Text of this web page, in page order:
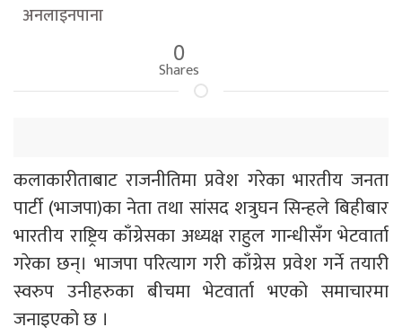
अनलाइनपाना
0
Shares
कलाकारीताबाट राजनीतिमा प्रवेश गरेका भारतीय जनता
पार्टी (भाजपा)का नेता तथा सांसद शत्रुघन सिन्हले बिहीबार
भारतीय राष्ट्रिय काँग्रेसका अध्यक्ष राहुल गान्धीसँग भेटवार्ता
गरेका छन्। भाजपा परित्याग गरी काँग्रेस प्रवेश गर्ने तयारी
स्वरुप उनीहरुका बीचमा भेटवार्ता भएको समाचारमा
जनाइएको छ ।